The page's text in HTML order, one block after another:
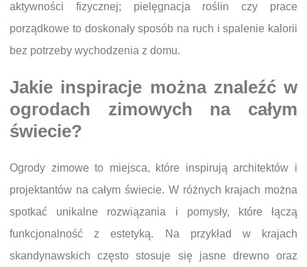
aktywności fizycznej; pielęgnacja roślin czy prace
porządkowe to doskonały sposób na ruch i spalenie kalorii
bez potrzeby wychodzenia z domu.
Jakie inspiracje można znaleźć w
ogrodach zimowych na całym
świecie?
Ogrody zimowe to miejsca, które inspirują architektów i
projektantów na całym świecie. W różnych krajach można
spotkać unikalne rozwiązania i pomysły, które łączą
funkcjonalność z estetyką. Na przykład w krajach
skandynawskich często stosuje się jasne drewno oraz